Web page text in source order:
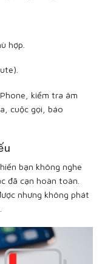
hợp.
kiểm tra âm
cuộc gọi, báo
bạn không nghe
đã cạn hoàn toàn.
nhưng không phát